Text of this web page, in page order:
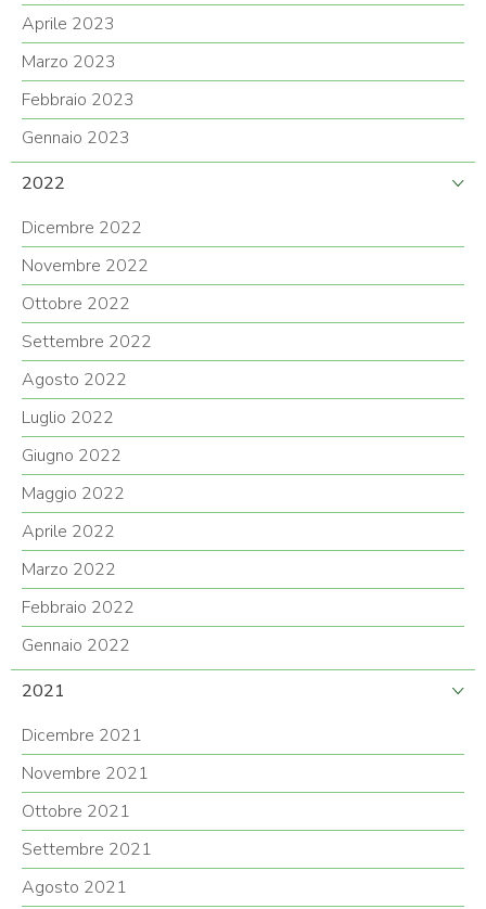
Aprile 2023
Marzo 2023
Febbraio 2023
Gennaio 2023
2022
Dicembre 2022
Novembre 2022
Ottobre 2022
Settembre 2022
Agosto 2022
Luglio 2022
Giugno 2022
Maggio 2022
Aprile 2022
Marzo 2022
Febbraio 2022
Gennaio 2022
2021
Dicembre 2021
Novembre 2021
Ottobre 2021
Settembre 2021
Agosto 2021